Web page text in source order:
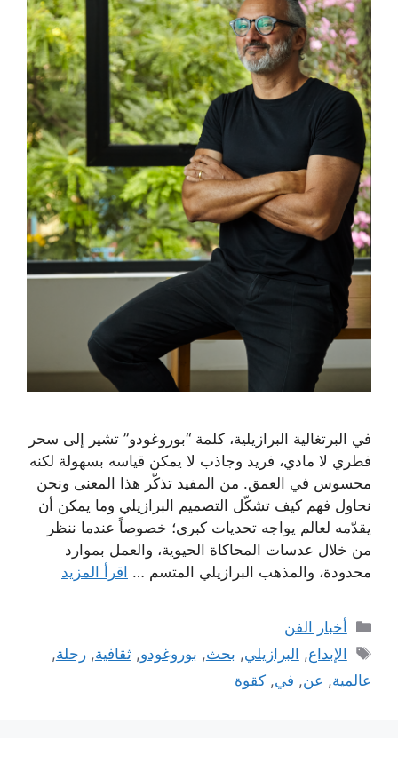
في البرتغالية البرازيلية، كلمة “بوروغودو” تشير إلى سحر
فطري لا مادي، فريد وجاذب لا يمكن قياسه بسهولة لكنه
محسوس في العمق. من المفيد تذكّر هذا المعنى ونحن
نحاول فهم كيف تشكّل التصميم البرازيلي وما يمكن أن
يقدّمه لعالم يواجه تحديات كبرى؛ خصوصاً عندما ننظر
من خلال عدسات المحاكاة الحيوية، والعمل بموارد
محدودة، والمذهب البرازيلي المتسم … اقرأ المزيد
التصنيفات
أخبار الفن
الوسوم
الإبداع, البرازيلي, بحث, بوروغودو,ثقافية,رحلة,
عالمية, عن, في, كقوة